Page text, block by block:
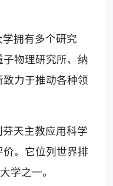
拥有多个研究
物理研究所、纳
力于推动各种领
天主教应用科学
。它位列世界排
学之一。